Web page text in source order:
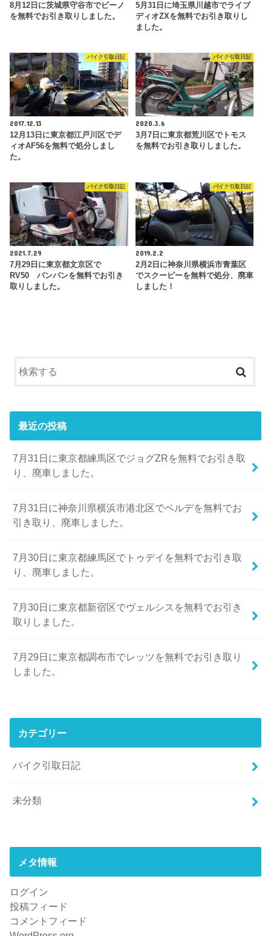
8月12日に茨城県守谷市でビーノ
を無料でお引き取りしました。
5月31日に埼玉県川越市でライブ
ディオZXを無料でお引き取りし
ました。
バイク引取日記
2017.12.13
12月13日に東京都江戸川区でデ
ィオAF56を無料で処分しまし
た。
バイク引取日記
2020.3.6
3月7日に東京都荒川区でトモス
を無料でお引き取りしました。
バイク引取日記
2021.7.29
7月29日に東京都文京区で
RV50 バンバンを無料でお引き
取りしました。
バイク引取日記
2019.2.2
2月2日に神奈川県横浜市青葉区
でスクーピーを無料で処分、廃車
しました！
最近の投稿
7月31日に東京都練馬区でジョグZRを無料でお引き取
り、廃車しました。
7月31日に神奈川県横浜市港北区でベルデを無料でお
引き取り、廃車しました。
7月30日に東京都練馬区でトゥデイを無料でお引き取
り、廃車しました。
7月30日に東京都新宿区でヴェルシスを無料でお引き
取りしました。
7月29日に東京都調布市でレッツを無料でお引き取り
しました。
カテゴリー
バイク引取日記
未分類
メタ情報
ログイン
投稿フィード
コメントフィード